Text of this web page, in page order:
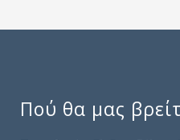
Πού θα μας